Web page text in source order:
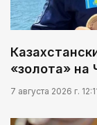
«золота» на
7 августа 2026 г.